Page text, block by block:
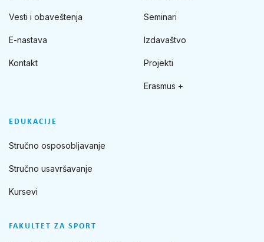
FAKULTET ZA SPORT
Vesti i obaveštenja
E-nastava
Kontakt
Seminari
Izdavaštvo
Projekti
Erasmus +
EDUKACIJE
Stručno osposobljavanje
Stručno usavršavanje
Kursevi